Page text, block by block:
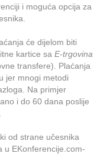
i moguća opcija za
će dijelom biti
kartice sa E-trgovina
transfere). Plaćanja
jer mnogi metodi
Na primjer
i do 60 dana poslije
od strane učesnika
u EKonferencije.com-